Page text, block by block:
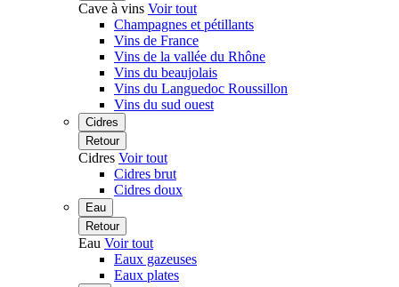
Cave à vins Voir tout
Champagnes et pétillants
Vins de France
Vins de la vallée du Rhône
Vins du beaujolais
Vins du Languedoc Roussillon
Vins du sud ouest
Cidres
Retour
Cidres Voir tout
Cidres brut
Cidres doux
Eau
Retour
Eau Voir tout
Eaux gazeuses
Eaux plates